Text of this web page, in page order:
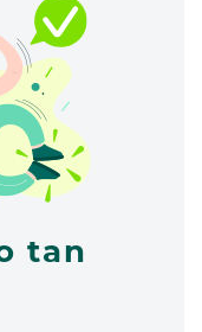
tan